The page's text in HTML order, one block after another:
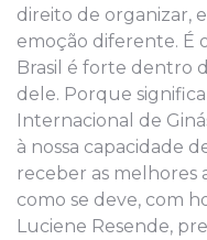
direito de organizar,
emoção diferente. É
Brasil é forte dentro
dele. Porque
Internacional de
à nossa capacidade
receber as melhores
como se deve, com
Luciene Resende,